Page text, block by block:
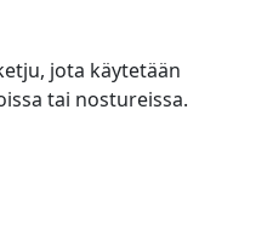
jota käytetään
tai nostureissa.